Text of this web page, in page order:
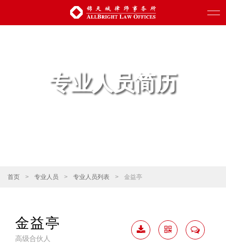
专业人员简历
首页 > 专业人员 > 专业人员列表 > 金益亭
金益亭
高级合伙人